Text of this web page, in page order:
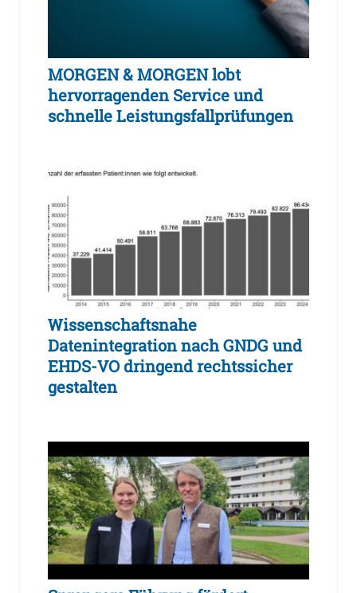
MORGEN & MORGEN lobt
hervorragenden Service und
schnelle Leistungsfallprüfungen
Wissenschaftsnahe
Datenintegration nach GNDG und
EHDS-VO dringend rechtssicher
gestalten